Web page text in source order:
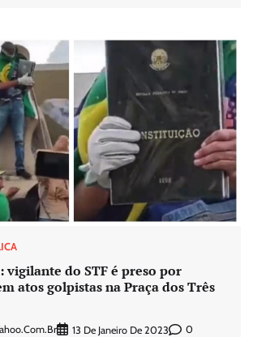
vigilante do STF é preso por
atos golpistas na Praça dos Três
13 De Janeiro De 2023 0